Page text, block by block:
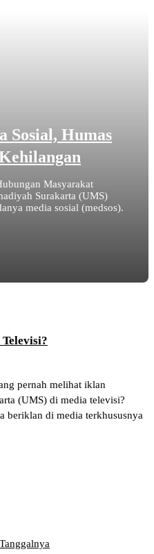
Sosial, Humas
Masyarakat
Surakarta (UMS)
media sosial (medsos).
pernah melihat iklan
(UMS) di media televisi?
beriklan di media terkhususnya